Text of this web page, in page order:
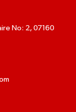
No: 2, 07160